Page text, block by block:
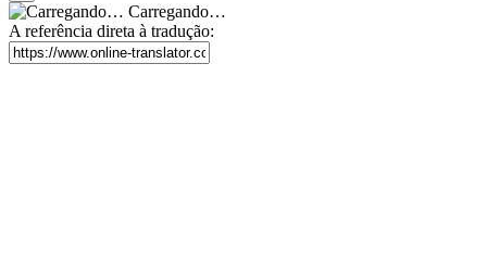
Carregando…
A referência direta à tradução: